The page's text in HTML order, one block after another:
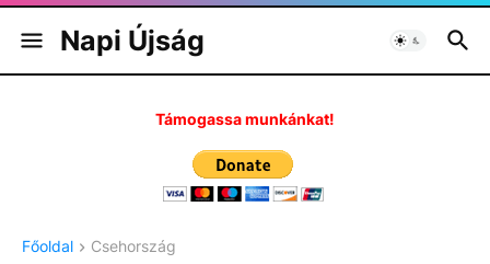
Napi Újság
Támogassa munkánkat!
Főoldal Csehország